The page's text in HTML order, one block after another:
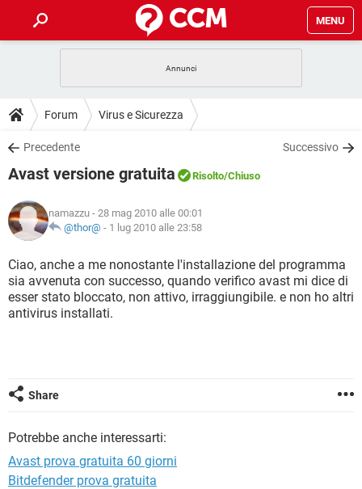
MENU
INTRATTENIMENTO ANDROID
iOS
INSTAGRAM WHATSAPP
TIKTOK
HARDWARE
GUIDE
COVID-19
INSTAGRAM WHATSAPP
TIKTOK
HARDWARE
DOWNLOAD
COVID-19 GAMING
INTRATTENIMENTO
iOS WINDOWS 10
INSTAGRAM WHATSAPP
TIKTOK FACEBOOK
HARDWARE
COVID-19 GAMING
INTRATTENIMENTO
iOS WINDOWS 10
INSTAGRAM WHATSAPP
GLOSSARIO
COVID-19 GAMING
INTRATTENIMENTO ANDROID
iOS
HARDWARE
Forum Virus e Sicurezza
Precedente Successivo
Avast versione gratuita Risolto/Chiuso
namazzu - 28 mag 2010 alle 00:01
@thor@ - 1 lug 2010 alle 23:58
Ciao, anche a me nonostante l'installazione del programma
sia avvenuta con successo, quando verifico avast mi dice di
esser stato bloccato, non attivo, irraggiungibile. e non ho altri
antivirus installati.
Share
Potrebbe anche interessarti:
Avast prova gratuita 60 giorni
Bitdefender prova gratuita